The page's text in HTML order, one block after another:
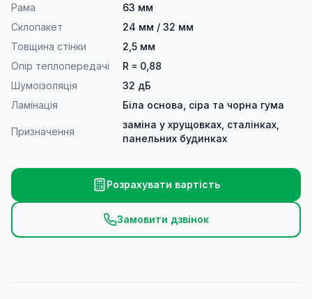
Рама
63 мм
Склопакет
24 мм / 32 мм
Товщина стінки
2,5 мм
Опір теплопередачі
R = 0,88
Шумоізоляція
32 дБ
Ламінація
Біла основа, сіра та чорна гума
Призначення
заміна у хрущовках, сталінках,
панельних будинках
Розрахувати вартість
Замовити дзвінок